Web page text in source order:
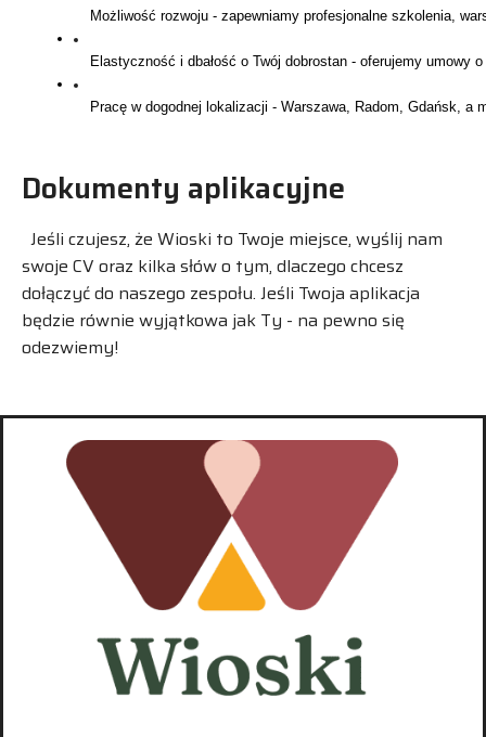
Dokumenty aplikacyjne
Jeśli czujesz, że Wioski to Twoje miejsce, wyślij nam
swoje CV oraz kilka słów o tym, dlaczego chcesz
dołączyć do naszego zespołu. Jeśli Twoja aplikacja
będzie równie wyjątkowa jak Ty - na pewno się
odezwiemy!